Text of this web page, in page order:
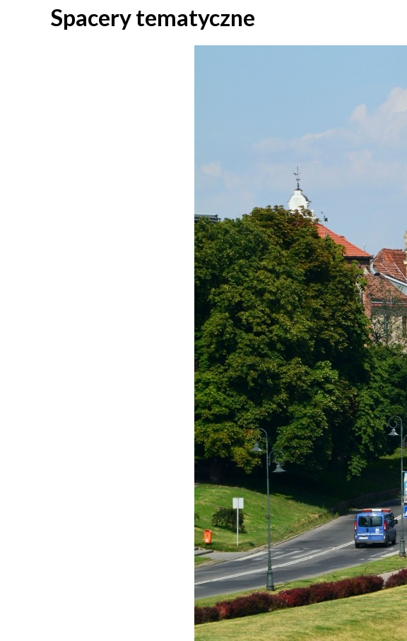
Spacery tematyczne